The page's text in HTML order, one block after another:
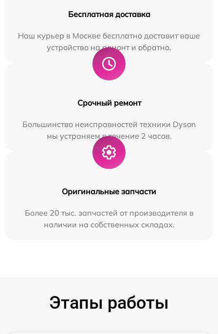
Бесплатная доставка
Наш курьер в Москве бесплатно доставит ваше
устройство на ремонт и обратно.
Срочный ремонт
Большинство неисправностей техники Dyson
мы устраняем в течение 2 часов.
Оригинальные запчасти
Более 20 тыс. запчастей от производителя в
наличии на собственных складах.
Этапы работы